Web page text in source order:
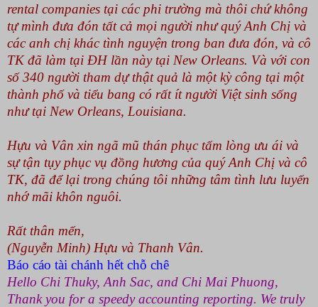
rental companies tại các phi trường mà thôi chứ không
tự mình đưa đón tất cả mọi người như quý Anh Chị và
các anh chị khác tình nguyện trong ban đưa đón, và cô
TK đã làm tại ĐH lần này tại New Orleans. Và với con
số 340 người tham dự thật quả là một kỳ công tại một
thành phố và tiểu bang có rất ít người Việt sinh sống
như tại New Orleans, Louisiana.
Hựu và Vân xin ngã mũ thán phục tấm lòng ưu ái và
sự tận tụy phục vụ đồng hương của quý Anh Chị và cô
TK, đã để lại trong chúng tôi những tâm tình lưu luyến
nhớ mãi khôn nguôi.
Rất thân mến,
(Nguyễn Minh) Hựu và Thanh Vân.
Báo cáo tài chánh hết chỗ chê
Hello Chi Thuky, Anh Sac, and Chi Mai Phuong,
Thank you for a speedy accounting reporting. We truly